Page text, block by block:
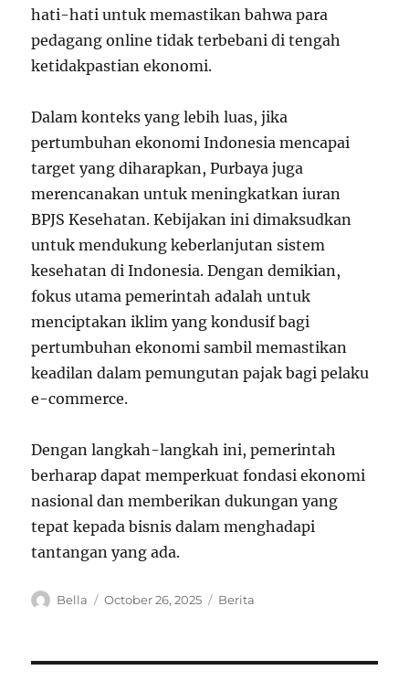
hati-hati untuk memastikan bahwa para
pedagang online tidak terbebani di tengah
ketidakpastian ekonomi.
Dalam konteks yang lebih luas, jika
pertumbuhan ekonomi Indonesia mencapai
target yang diharapkan, Purbaya juga
merencanakan untuk meningkatkan iuran
BPJS Kesehatan. Kebijakan ini dimaksudkan
untuk mendukung keberlanjutan sistem
kesehatan di Indonesia. Dengan demikian,
fokus utama pemerintah adalah untuk
menciptakan iklim yang kondusif bagi
pertumbuhan ekonomi sambil memastikan
keadilan dalam pemungutan pajak bagi pelaku
e-commerce.
Dengan langkah-langkah ini, pemerintah
berharap dapat memperkuat fondasi ekonomi
nasional dan memberikan dukungan yang
tepat kepada bisnis dalam menghadapi
tantangan yang ada.
A
Bella
P
October 26, 2025
C
Berita